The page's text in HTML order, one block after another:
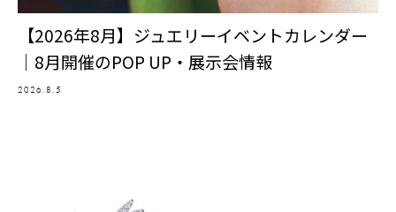
【2026年8月】ジュエリーイベントカレンダー
｜8月開催のPOP UP・展示会情報
2026.8.5